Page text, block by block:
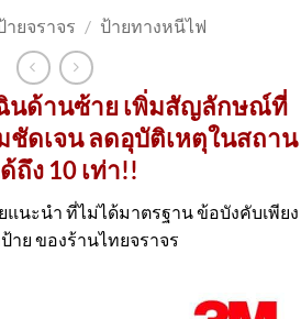
ายจราจร / ป้ายทางหนีไฟ
นด้านซ้าย เพิ่มสัญลักษณ์ที่
ชัดเจน ลดอุบัติเหตุในสถาน
ถึง 10 เท่า!!
แนะนำ ที่ไม่ได้มาตรฐาน ข้อบังคับเพียง
าย ของร้านไทยจราจร